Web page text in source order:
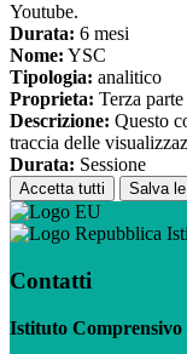
Youtube.
Durata: 6 mesi
Nome: YSC
Tipologia: analitico
Proprieta: Terza parte
Descrizione: Questo
traccia delle
Durata: Sessione
Accetta tutti Salva
Contatti
Istituto